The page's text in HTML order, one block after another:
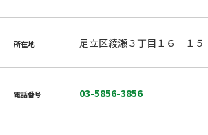
所在地 足立区綾瀬３丁目１６－１５
電話番号 03-5856-3856